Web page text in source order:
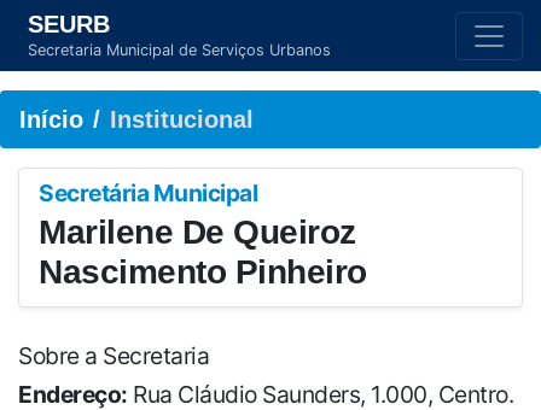
SEURB
Secretaria Municipal de Serviços Urbanos
Início Institucional
Secretária Municipal
Marilene De Queiroz
Nascimento Pinheiro
Sobre a Secretaria
Endereço: Rua Cláudio Saunders, 1.000, Centro.